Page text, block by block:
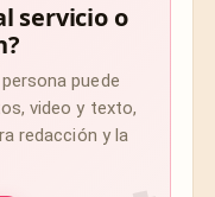
servicio o
puede
video y texto,
redacción y la